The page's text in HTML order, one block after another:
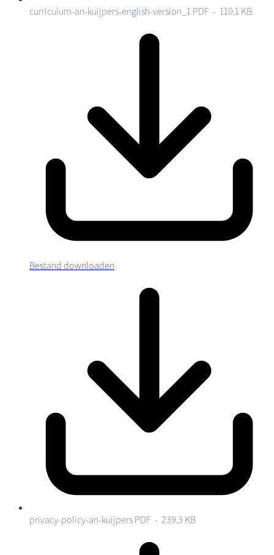
curriculum-an-kuijpers-english-version_1 PDF - 110.1 KB
Bestand downloaden
privacy-policy-an-kuijpers PDF - 239.3 KB